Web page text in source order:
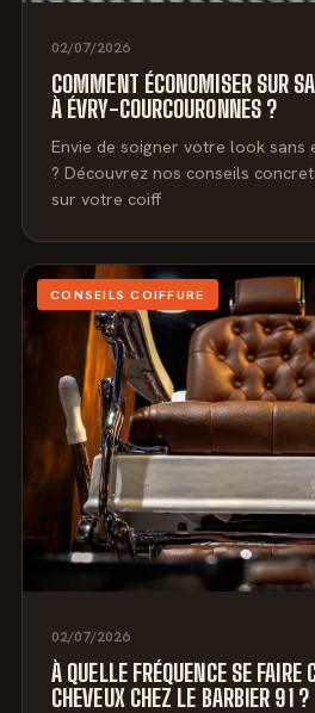
02/07/2026
COMMENT ÉCONOMISER SUR
À ÉVRY-COURCOURONNES ?
Envie de soigner votre look
? Découvrez nos conseils
sur votre coiff
CONSEILS COIFFURE
02/07/2026
À QUELLE FRÉQUENCE SE FAIRE
CHEVEUX CHEZ LE BARBIER 91 ?